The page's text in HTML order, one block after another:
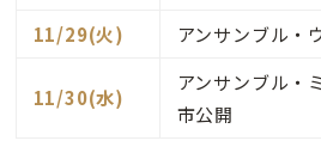
11/29(火)
アンサンブル・
11/30(水)
アンサンブル・
市公開